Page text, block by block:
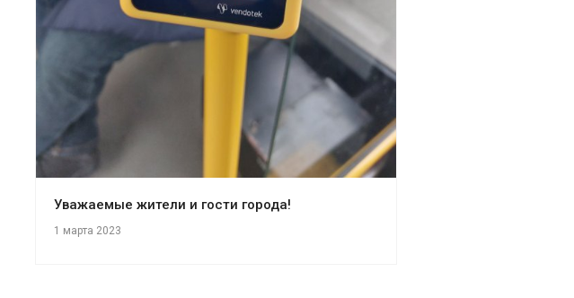
Уважаемые жители и гости города!
1 марта 2023